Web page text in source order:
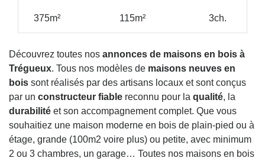
375m² 115m² 3ch.
Découvrez toutes nos annonces de maisons en bois à
Trégueux. Tous nos modèles de maisons neuves en
bois sont réalisés par des artisans locaux et sont conçus
par un constructeur fiable reconnu pour la qualité, la
durabilité et son accompagnement complet. Que vous
souhaitiez une maison moderne en bois de plain-pied ou à
étage, grande (100m2 voire plus) ou petite, avec minimum
2 ou 3 chambres, un garage… Toutes nos maisons en bois